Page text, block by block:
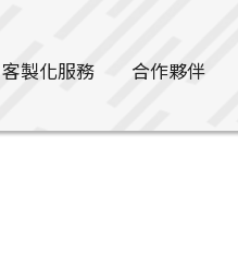
客製化服務 合作夥伴